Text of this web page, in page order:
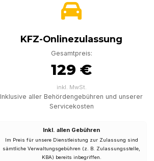
KFZ-Onlinezulassung
Gesamtpreis:
129 €
inkl. MwSt.
Inklusive aller Behördengebühren und unserer
Servicekosten
Inkl. allen Gebühren
Im Preis für unsere Dienstleistung zur Zulassung sind
sämtliche Verwaltungsgebühren (z. B. Zulassungsstelle,
KBA) bereits inbegriffen.